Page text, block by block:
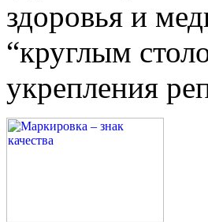
здоровья и
“круглым
укрепления